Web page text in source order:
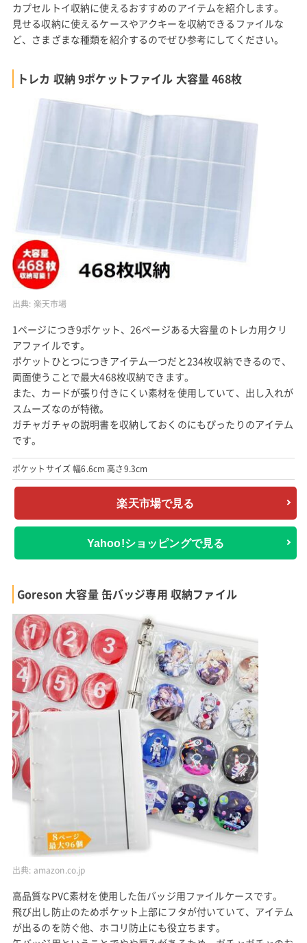
カプセルトイ収納に使えるおすすめのアイテムを紹介します。
見せる収納に使えるケースやアクキーを収納できるファイルな
ど、さまざまな種類を紹介するのでぜひ参考にしてください。
トレカ 収納 9ポケットファイル 大容量 468枚
出典: 楽天市場
1ページにつき9ポケット、26ページある大容量のトレカ用クリ
アファイルです。
ポケットひとつにつきアイテム一つだと234枚収納できるので、
両面使うことで最大468枚収納できます。
また、カードが張り付きにくい素材を使用していて、出し入れが
スムーズなのが特徴。
ガチャガチャの説明書を収納しておくのにもぴったりのアイテム
です。
ポケットサイズ 幅6.6cm 高さ9.3cm
楽天市場で見る
Yahoo!ショッピングで見る
Goreson 大容量 缶バッジ専用 収納ファイル
出典: amazon.co.jp
高品質なPVC素材を使用した缶バッジ用ファイルケースです。
飛び出し防止のためポケット上部にフタが付いていて、アイテム
が出るのを防ぐ他、ホコリ防止にも役立ちます。